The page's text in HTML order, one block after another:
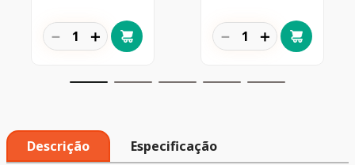
＋
－ ＋
－
Descrição Especificação